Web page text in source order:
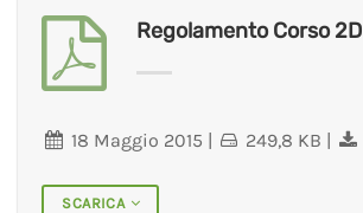
Regolamento Corso 2D
18 Maggio 2015 | 249,8 KB |
SCARICA